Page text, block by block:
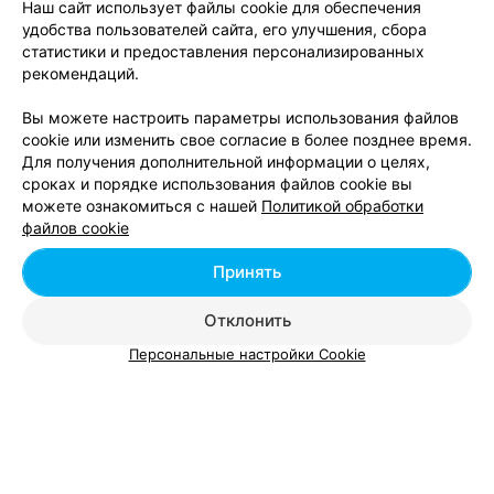
Курсы иностранных языков возле метро Парк
челюскинцев в Минске
Добавить компанию
Добавить специалиста
Наш сайт использует файлы cookie для обеспечения
удобства пользователей сайта, его улучшения, сбора
статистики и предоставления персонализированных
рекомендаций.
Вы можете настроить параметры использования файлов
cookie или изменить свое согласие в более позднее время.
Для получения дополнительной информации о целях,
сроках и порядке использования файлов cookie вы
можете ознакомиться с нашей Политикой обработки
файлов cookie
Отклонить
Принять
Персональные настройки Cookie